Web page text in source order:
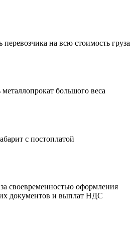
перевозчика на всю стоимость груза
большого веса
с постоплатой
своевременностью оформления
документов и выплат НДС